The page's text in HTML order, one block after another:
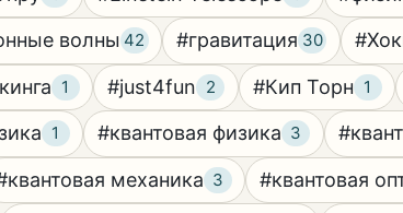
волны 42 #гравитация 30
1 #just4fun 2 #Кип Торн 1
1 #квантовая физика 3
механика 3 #квантовая